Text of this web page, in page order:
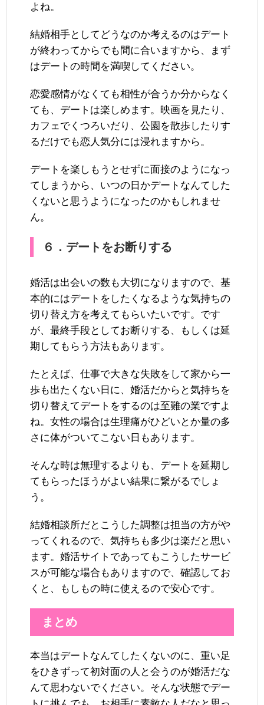
よね。
結婚相手としてどうなのか考えるのはデート
が終わってからでも間に合いますから、まず
はデートの時間を満喫してください。
恋愛感情がなくても相性が合うか分からなく
ても、デートは楽しめます。映画を見たり、
カフェでくつろいだり、公園を散歩したりす
るだけでも恋人気分には浸れますから。
デートを楽しもうとせずに面接のようになっ
てしまうから、いつの日かデートなんてした
くないと思うようになったのかもしれませ
ん。
６．デートをお断りする
婚活は出会いの数も大切になりますので、基
本的にはデートをしたくなるような気持ちの
切り替え方を考えてもらいたいです。です
が、最終手段としてお断りする、もしくは延
期してもらう方法もあります。
たとえば、仕事で大きな失敗をして家から一
歩も出たくない日に、婚活だからと気持ちを
切り替えてデートをするのは至難の業ですよ
ね。女性の場合は生理痛がひどいとか量の多
さに体がついてこない日もあります。
そんな時は無理するよりも、デートを延期し
てもらったほうがよい結果に繋がるでしょ
う。
結婚相談所だとこうした調整は担当の方がや
ってくれるので、気持ちも多少は楽だと思い
ます。婚活サイトであってもこうしたサービ
スが可能な場合もありますので、確認してお
くと、もしもの時に使えるので安心です。
まとめ
本当はデートなんてしたくないのに、重い足
をひきずって初対面の人と会うのが婚活だな
んて思わないでください。そんな状態でデー